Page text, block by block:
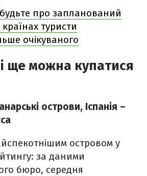
про запланований
туристи
очікуваного
ще можна купатися
острови, Іспанія –
островом у
за даними
бюро, середня